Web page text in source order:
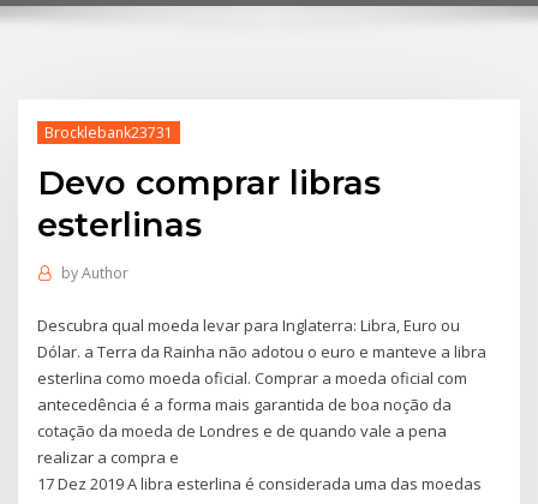
Brocklebank23731
Devo comprar libras
esterlinas
byAuthor
Descubra qual moeda levar para Inglaterra: Libra, Euro ou
Dólar. a Terra da Rainha não adotou o euro e manteve a libra
esterlina como moeda oficial. Comprar a moeda oficial com
antecedência é a forma mais garantida de boa noção da
cotação da moeda de Londres e de quando vale a pena
realizar a compra e
17 Dez 2019 A libra esterlina é considerada uma das moedas